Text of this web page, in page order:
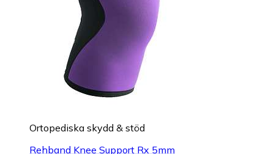
Ortopediska skydd & stöd
Rehband Knee Support Rx 5mm